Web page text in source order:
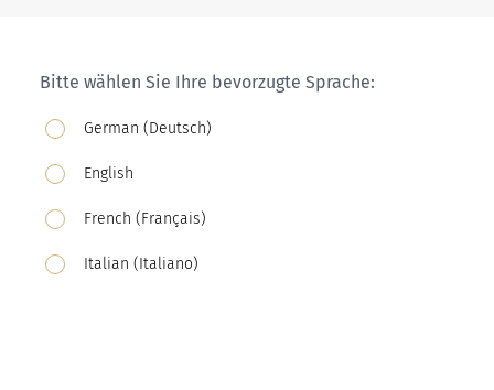
Bitte wählen Sie Ihre bevorzugte Sprache:
German (Deutsch)
English
French (Français)
Italian (Italiano)